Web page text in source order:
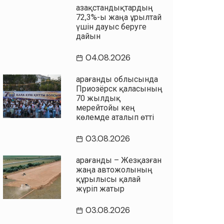
Қазақстандықтардың
72,3%-ы жаңа Құрылтай
үшін дауыс беруге
дайын
04.08.2026
Қарағанды облысында
Приозёрск қаласының
70 жылдық
мерейтойы кең
көлемде аталып өтті
03.08.2026
Қарағанды – Жезқазған
жаңа автожолының
құрылысы қалай
жүріп жатыр
03.08.2026